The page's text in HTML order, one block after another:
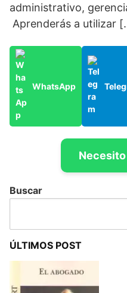
administrativo,
Aprenderás a utilizar
WhatsApp
Buscar
ÚLTIMOS POST